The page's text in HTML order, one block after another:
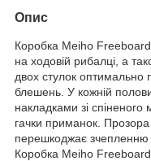
Опис
Коробка Meiho
на ходовій рибалці, а
двох стулок оптимально
блешень. У кожній
накладками зі спіненого
гачки приманок.
перешкоджає зчепленню
Коробка Meiho Freeboard